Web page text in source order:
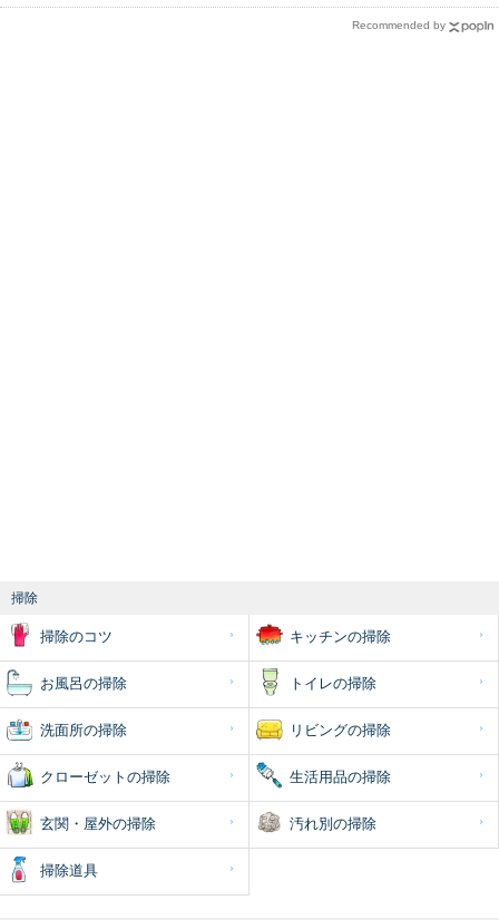
Recommended by
掃除
掃除のコツ キッチンの掃除
お風呂の掃除 トイレの掃除
洗面所の掃除 リビングの掃除
クローゼットの掃除 生活用品の掃除
玄関・屋外の掃除 汚れ別の掃除
掃除道具